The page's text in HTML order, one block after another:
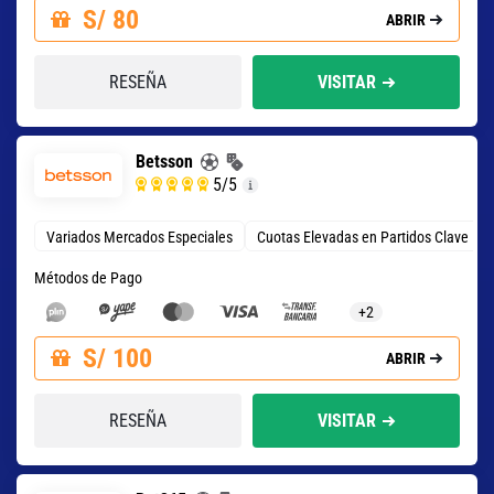
S/ 80 ABRIR
RESEÑA VISITAR
Betsson
5/5
Variados Mercados Especiales Cuotas Elevadas en Partidos Clave
Métodos de Pago
+2
S/ 100 ABRIR
RESEÑA VISITAR